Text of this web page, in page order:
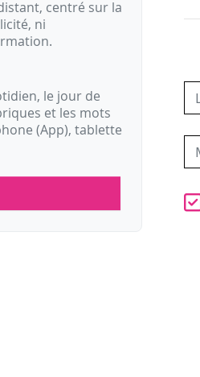
centré sur la
ni
le jour de
et les mots
(App), tablette